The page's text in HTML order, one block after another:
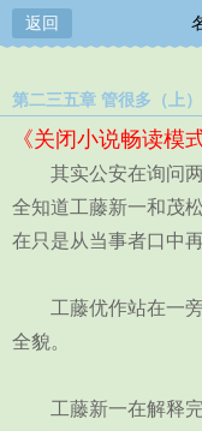
返回
第二三五章 管很多（上
《关闭小说畅读模
其实公安在询问两
全知道工藤新一和茂
在只是从当事者口中
工藤优作站在一旁
全貌。
工藤新一在解释完